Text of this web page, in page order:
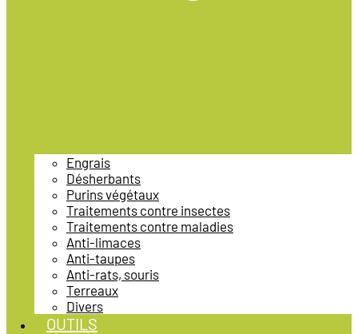
Engrais
Désherbants
Purins végétaux
Traitements contre insectes
Traitements contre maladies
Anti-limaces
Anti-taupes
Anti-rats, souris
Terreaux
Divers
OUTILS